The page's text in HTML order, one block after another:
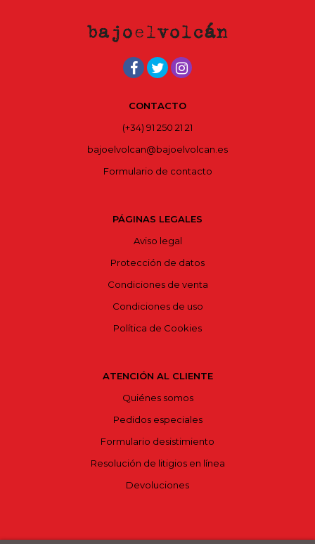
CONTACTO
(+34) 91 250 21 21
bajoelvolcan@bajoelvolcan.es
Formulario de contacto
PÁGINAS LEGALES
Aviso legal
Protección de datos
Condiciones de venta
Condiciones de uso
Política de Cookies
ATENCIÓN AL CLIENTE
Quiénes somos
Pedidos especiales
Formulario desistimiento
Resolución de litigios en línea
Devoluciones